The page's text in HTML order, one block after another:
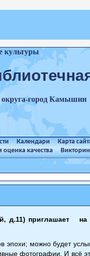
культуры
округа-город Камышин
Календари Карта
качества
д.11) приглашает на
эпохи; можно будет
фотографии. И всё